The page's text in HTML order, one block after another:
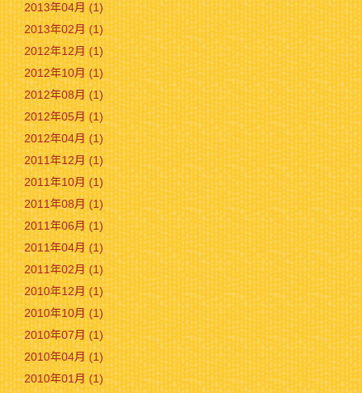
2013年04月 (1)
2013年02月 (1)
2012年12月 (1)
2012年10月 (1)
2012年08月 (1)
2012年05月 (1)
2012年04月 (1)
2011年12月 (1)
2011年10月 (1)
2011年08月 (1)
2011年06月 (1)
2011年04月 (1)
2011年02月 (1)
2010年12月 (1)
2010年10月 (1)
2010年07月 (1)
2010年04月 (1)
2010年01月 (1)